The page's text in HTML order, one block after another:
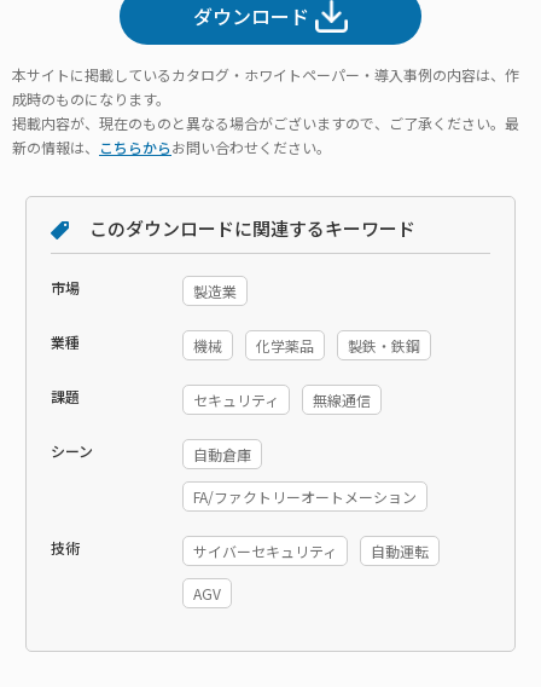
ダウンロード
本サイトに掲載しているカタログ・ホワイトペーパー・導入事例の内容は、作
成時のものになります。
掲載内容が、現在のものと異なる場合がございますので、ご了承ください。最
新の情報は、
こちらからお問い合わせください。
このダウンロードに関連するキーワード
市場 製造業
業種 機械 化学薬品 製鉄・鉄鋼
課題 セキュリティ 無線通信
シーン 自動倉庫
FA/ファクトリーオートメーション
技術 サイバーセキュリティ 自動運転
AGV